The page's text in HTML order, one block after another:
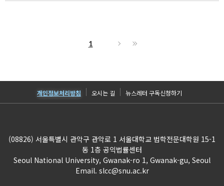
1
개인정보처리방침 오시는 길 뉴스레터 구독신청하기
(08826) 서울특별시 관악구 관악로 1 서울대학교 법학전문대학원 15-1
동 1층 공익법률센터
Seoul National University, Gwanak-ro 1, Gwanak-gu, Seoul
Email. slcc@snu.ac.kr